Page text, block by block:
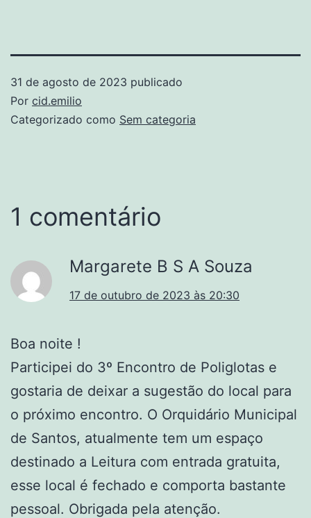
31 de agosto de 2023 publicado
Por cid.emilio
Categorizado como Sem categoria
1 comentário
Margarete B S A Souza
17 de outubro de 2023 às 20:30
Boa noite !
Participei do 3º Encontro de Poliglotas e
gostaria de deixar a sugestão do local para
o próximo encontro. O Orquidário Municipal
de Santos, atualmente tem um espaço
destinado a Leitura com entrada gratuita,
esse local é fechado e comporta bastante
pessoal. Obrigada pela atenção.